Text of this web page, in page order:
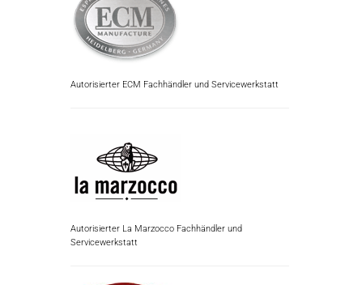
Autorisierter ECM Fachhändler und Servicewerkstatt
Autorisierter La Marzocco Fachhändler und
Servicewerkstatt